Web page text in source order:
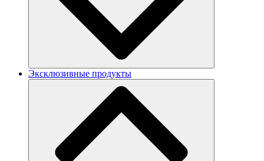
Эксклюзивные продукты